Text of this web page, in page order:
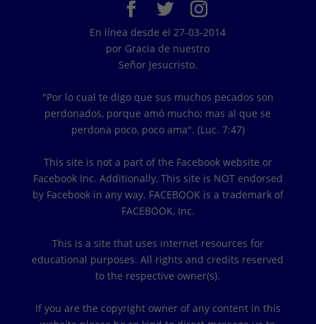
En línea desde el 27-03-2014
por Gracia de nuestro
Señor Jesucristo.
"Por lo cual te digo que sus muchos pecados son
perdonados, porque amó mucho; mas al que se
perdona poco, poco ama". (Luc. 7:47)
This site is not a part of the Facebook website or
Facebook Inc. Additionally, This site is NOT endorsed
by Facebook in any way. FACEBOOK is a trademark of
FACEBOOK, Inc.
This is a site that uses internet resources for
educational purposes. All rights and credits reserved
to the respective owner(s).
If you are the copyright owner of any content in this